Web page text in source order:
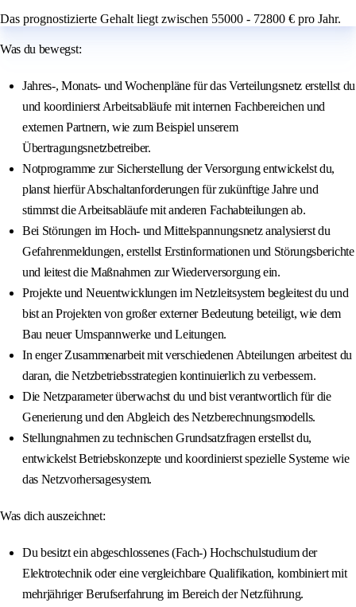
Das prognostizierte Gehalt liegt zwischen 55000 - 72800 € pro Jahr.
Was du bewegst:
Jahres-, Monats- und Wochenpläne für das Verteilungsnetz erstellst du
und koordinierst Arbeitsabläufe mit internen Fachbereichen und
externen Partnern, wie zum Beispiel unserem
Übertragungsnetzbetreiber.
Notprogramme zur Sicherstellung der Versorgung entwickelst du,
planst hierfür Abschaltanforderungen für zukünftige Jahre und
stimmst die Arbeitsabläufe mit anderen Fachabteilungen ab.
Bei Störungen im Hoch- und Mittelspannungsnetz analysierst du
Gefahrenmeldungen, erstellst Erstinformationen und Störungsberichte
und leitest die Maßnahmen zur Wiederversorgung ein.
Projekte und Neuentwicklungen im Netzleitsystem begleitest du und
bist an Projekten von großer externer Bedeutung beteiligt, wie dem
Bau neuer Umspannwerke und Leitungen.
In enger Zusammenarbeit mit verschiedenen Abteilungen arbeitest du
daran, die Netzbetriebsstrategien kontinuierlich zu verbessern.
Die Netzparameter überwachst du und bist verantwortlich für die
Generierung und den Abgleich des Netzberechnungsmodells.
Stellungnahmen zu technischen Grundsatzfragen erstellst du,
entwickelst Betriebskonzepte und koordinierst spezielle Systeme wie
das Netzvorhersagesystem.
Was dich auszeichnet:
Du besitzt ein abgeschlossenes (Fach-) Hochschulstudium der
Elektrotechnik oder eine vergleichbare Qualifikation, kombiniert mit
mehrjähriger Berufserfahrung im Bereich der Netzführung.